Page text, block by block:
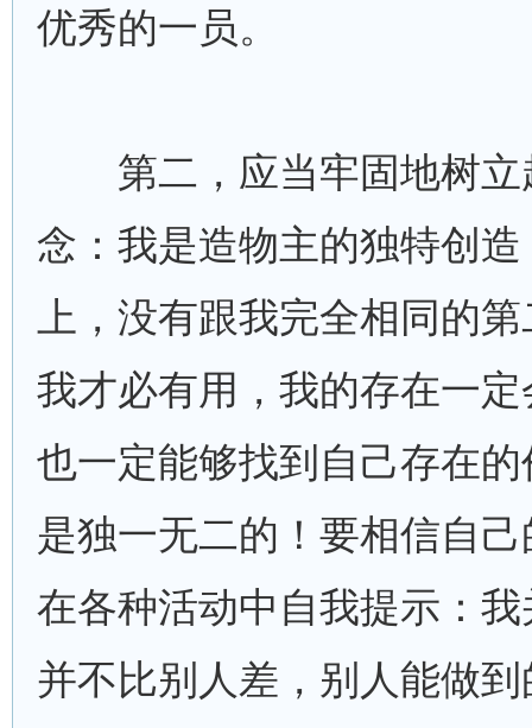
优秀的一员。
第二，应当牢固地树立
念：我是造物主的独特创
上，没有跟我完全相同的
我才必有用，我的存在一
也一定能够找到自己存在
是独一无二的！要相信自
在各种活动中自我提示：
并不比别人差，别人能做